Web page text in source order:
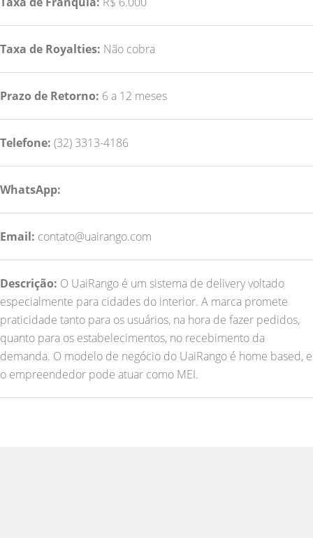
Taxa de Royalties: Não cobra
Prazo de Retorno: 6 a 12 meses
Telefone: (32) 3313-4186
WhatsApp:
Email: contato@uairango.com
Descrição: O UaiRango é um sistema de delivery voltado
especialmente para cidades do interior. A marca promete
praticidade tanto para os usuários, na hora de fazer pedidos,
quanto para os estabelecimentos, no recebimento da
demanda. O modelo de negócio do UaiRango é home based, e
o empreendedor pode atuar como MEI.